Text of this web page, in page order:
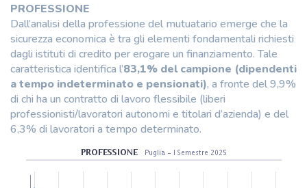
PROFESSIONE
Dall’analisi della professione del mutuatario emerge che la
sicurezza economica è tra gli elementi fondamentali richiesti
dagli istituti di credito per erogare un finanziamento. Tale
caratteristica identifica l’83,1% del campione (dipendenti
a tempo indeterminato e pensionati), a fronte del 9,9%
di chi ha un contratto di lavoro flessibile (liberi
professionisti/lavoratori autonomi e titolari d’azienda) e del
6,3% di lavoratori a tempo determinato.